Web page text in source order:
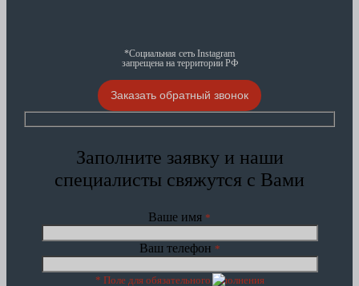
*Социальная сеть Instagram
запрещена на территории РФ
Заказать обратный звонок
Заполните заявку и наши
специалисты свяжутся с Вами
Ваше имя *
Ваш телефон *
* Поле для обязательного заполнения